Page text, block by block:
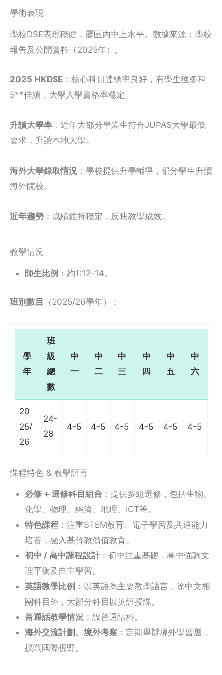
學術表現
學校DSE表現穩健，屬區內中上水平。數據來源：學校
報告及公開資料（2025年）。
2025 HKDSE ：核心科目達標率良好，有學生獲多科
5**佳績，大學入學資格率穩定。
升讀大學率 ：近年大部分畢業生符合JUPAS大學最低
要求，升讀本地大學。
海外大學錄取情況 ：學校提供升學輔導，部分學生升讀
海外院校。
近年趨勢 ：成績維持穩定，反映教學成效。
教學情況
師生比例 ：約1:12-14。
班別數目 （2025/26學年）：
學
年
班
級
總
數
中
一
中
二
中
三
中
四
中
五
中
六
20
25/
26
24-
28
4-5 4-5 4-5 4-5 4-5 4-5
課程特色 & 教學語言
必修 + 選修科目組合 ：提供多組選修，包括生物、
化學、物理、經濟、地理、ICT等。
特色課程 ：注重STEM教育、電子學習及共通能力
培養，融入基督教價值教育。
初中 / 高中課程設計 ：初中注重基礎，高中強調文
理平衡及自主學習。
英語教學比例 ：以英語為主要教學語言，除中文相
關科目外，大部分科目以英語授課。
普通話教學情況 ：設普通話科。
海外交流計劃、境外考察 ：定期舉辦境外學習團，
擴闊國際視野。